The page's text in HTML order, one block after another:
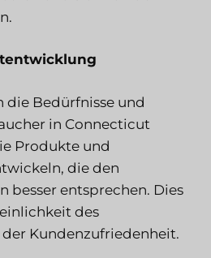
die Bedürfnisse und
in Connecticut
Produkte und
die den
besser entsprechen. Dies
des
Kundenzufriedenheit.